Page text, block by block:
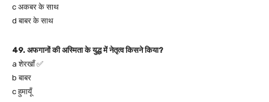
c अकबर के साथ
d बाबर के साथ
49. अफगानों की अस्मिता के युद्ध में नेतृत्व किसने किया?
a शेरखाँ ✅
b बाबर
c हुमायूँ